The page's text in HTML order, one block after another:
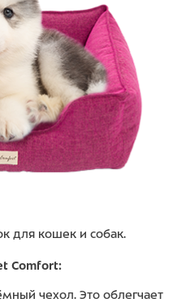
для кошек и собак.
Comfort:
чехол. Это облегчает